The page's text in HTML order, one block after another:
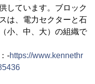
しています。ブロック
は、電力セクターと石
小、中、大）の組織で
-https://www.kennethr